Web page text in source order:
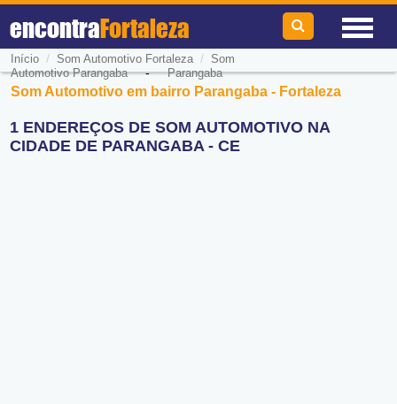
encontraFortaleza
Início / Som Automotivo Fortaleza/ Som
Automotivo Parangaba-Parangaba
Som Automotivo em bairro Parangaba - Fortaleza
1 ENDEREÇOS DE SOM AUTOMOTIVO NA
CIDADE DE PARANGABA - CE